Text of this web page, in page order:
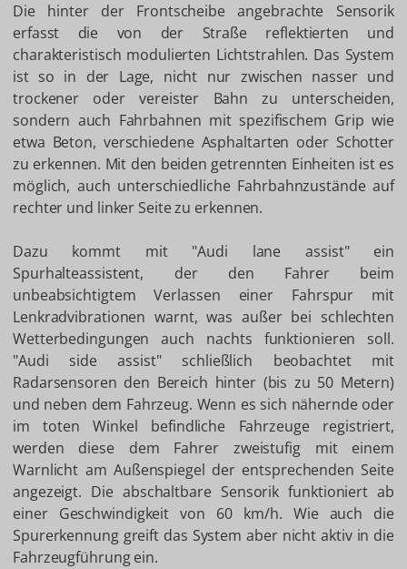
Die hinter der Frontscheibe angebrachte Sensorik
erfasst die von der Straße reflektierten und
charakteristisch modulierten Lichtstrahlen. Das System
ist so in der Lage, nicht nur zwischen nasser und
trockener oder vereister Bahn zu unterscheiden,
sondern auch Fahrbahnen mit spezifischem Grip wie
etwa Beton, verschiedene Asphaltarten oder Schotter
zu erkennen. Mit den beiden getrennten Einheiten ist es
möglich, auch unterschiedliche Fahrbahnzustände auf
rechter und linker Seite zu erkennen.
Dazu kommt mit "Audi lane assist" ein
Spurhalteassistent, der den Fahrer beim
unbeabsichtigtem Verlassen einer Fahrspur mit
Lenkradvibrationen warnt, was außer bei schlechten
Wetterbedingungen auch nachts funktionieren soll.
"Audi side assist" schließlich beobachtet mit
Radarsensoren den Bereich hinter (bis zu 50 Metern)
und neben dem Fahrzeug. Wenn es sich nähernde oder
im toten Winkel befindliche Fahrzeuge registriert,
werden diese dem Fahrer zweistufig mit einem
Warnlicht am Außenspiegel der entsprechenden Seite
angezeigt. Die abschaltbare Sensorik funktioniert ab
einer Geschwindigkeit von 60 km/h. Wie auch die
Spurerkennung greift das System aber nicht aktiv in die
Fahrzeugführung ein.